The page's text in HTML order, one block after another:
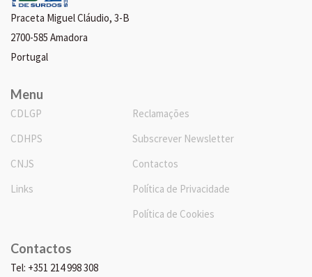
Praceta Miguel Cláudio, 3-B
2700-585 Amadora
Portugal
Menu
CDLGP
CDHPS
CNJS
Links
Reclamações
Subscrever Newsletter
Contactos
Política de Privacidade
Política de Cookies
Contactos
Tel: +351 214 998 308